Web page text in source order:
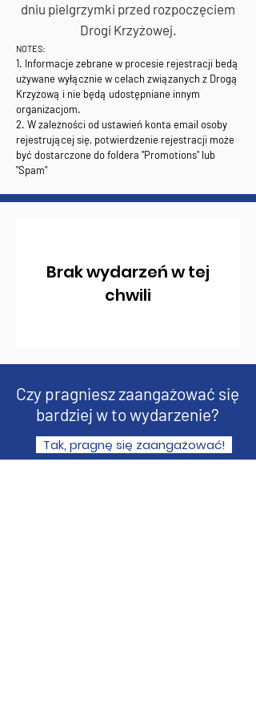
dniu pielgrzymki przed rozpoczęciem
Drogi Krzyżowej.
NOTES:
1. Informacje zebrane w procesie rejestracji bedą
używane wyłącznie w celach związanych z Drogą
Krzyżową i nie będą udostępniane innym
organizacjom.
2. W zależności od ustawień konta email osoby
rejestrującej się, potwierdzenie rejestracji może
być dostarczone do foldera "Promotions" lub
"Spam"
Brak wydarzeń w tej
chwili
Czy pragniesz zaangażować się
bardziej w to wydarzenie?
Tak, pragnę się zaangażować!